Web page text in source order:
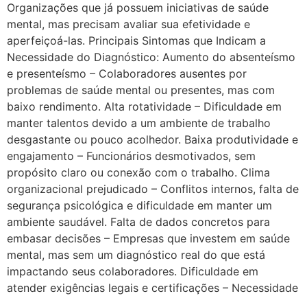
Organizações que já possuem iniciativas de saúde
mental, mas precisam avaliar sua efetividade e
aperfeiçoá-las. Principais Sintomas que Indicam a
Necessidade do Diagnóstico: Aumento do absenteísmo
e presenteísmo – Colaboradores ausentes por
problemas de saúde mental ou presentes, mas com
baixo rendimento. Alta rotatividade – Dificuldade em
manter talentos devido a um ambiente de trabalho
desgastante ou pouco acolhedor. Baixa produtividade e
engajamento – Funcionários desmotivados, sem
propósito claro ou conexão com o trabalho. Clima
organizacional prejudicado – Conflitos internos, falta de
segurança psicológica e dificuldade em manter um
ambiente saudável. Falta de dados concretos para
embasar decisões – Empresas que investem em saúde
mental, mas sem um diagnóstico real do que está
impactando seus colaboradores. Dificuldade em
atender exigências legais e certificações – Necessidade